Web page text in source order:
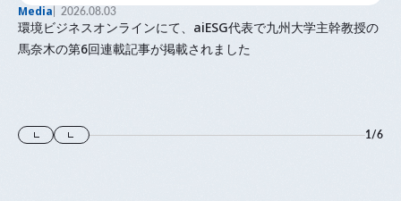
Media 2026.08.03
環境ビジネスオンラインにて、aiESG代表で九州大学主幹教授の
馬奈木の第6回連載記事が掲載されました
1/6